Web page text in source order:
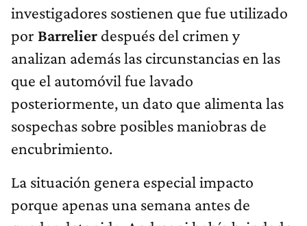
investigadores sostienen que fue utilizado
por Barrelier después del crimen y
analizan además las circunstancias en las
que el automóvil fue lavado
posteriormente, un dato que alimenta las
sospechas sobre posibles maniobras de
encubrimiento.
La situación genera especial impacto
porque apenas una semana antes de